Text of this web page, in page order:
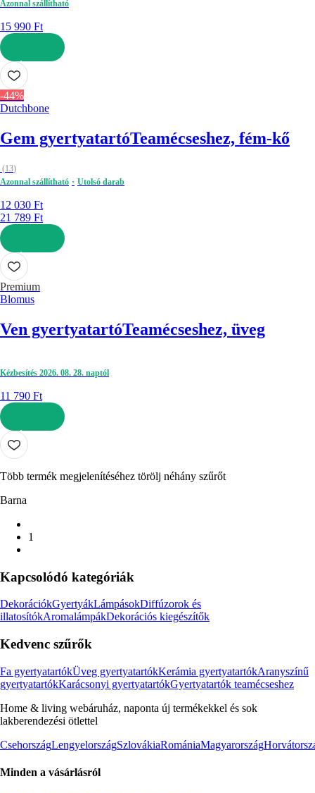
Azonnal szállítható
15 990 Ft
KOSÁRBA
-44%
Dutchbone
Gem gyertyatartóTeamécseshez, fém-kő
(13)
Azonnal szállítható
Utolsó darab
12 030 Ft
21 789 Ft
KOSÁRBA
Premium
Blomus
Ven gyertyatartóTeamécseshez, üveg
Kézbesítés 2026. 08. 28. naptól
11 790 Ft
KOSÁRBA
Több termék megjelenítéséhez törölj néhány szűrőt
Barna
1
Kapcsolódó kategóriák
DekorációkGyertyákLámpásokDiffúzorok és
illatosítókAromalámpákDekorációs kiegészítők
Kedvenc szűrők
Fa gyertyatartókÜveg gyertyatartókKerámia gyertyatartókAranyszínű
gyertyatartókKarácsonyi gyertyatartókGyertyatartók teamécseshez
Home & living webáruház, naponta új termékekkel és sok
lakberendezési ötlettel
CsehországLengyelországSzlovákiaRomániaMagyarország
Minden a vásárlásról